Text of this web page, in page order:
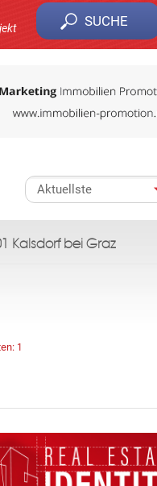
zu erhalten.
vorzubeugen.
über die Verarbeitung
Kalsdorf bei Graz
1